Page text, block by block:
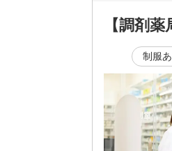
【調剤
制服